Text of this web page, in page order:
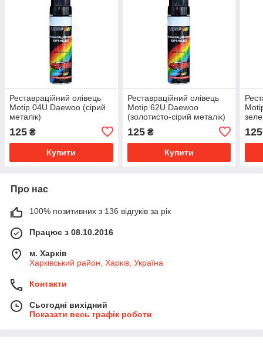
Реставраційний олівець
Motip 04U Daewoo (сірий
металік)
125 ₴
Купити
Реставраційний олівець
Motip 62U Daewoo
(золотисто-сірий металік)
125₴
Купити
125
Про нас
100% позитивних з 136 відгуків за рік
Працює з 08.10.2016
м. Харків
Харківський район, Харків, Україна
Контакти
Сьогодні вихідний
Показати весь графік роботи